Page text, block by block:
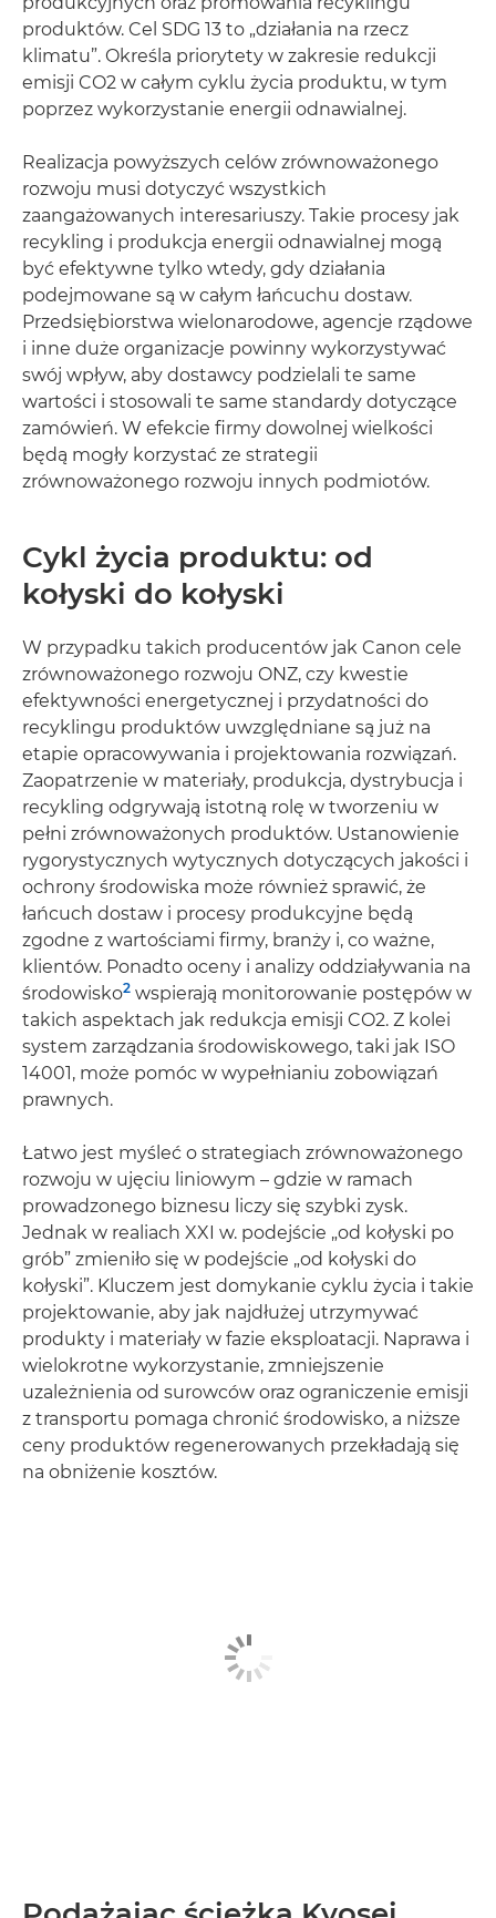
produktów. Cel SDG 13 to „działania na rzecz
klimatu”. Określa priorytety w zakresie redukcji
emisji CO2 w całym cyklu życia produktu, w tym
poprzez wykorzystanie energii odnawialnej.
Realizacja powyższych celów zrównoważonego
rozwoju musi dotyczyć wszystkich
zaangażowanych interesariuszy. Takie procesy jak
recykling i produkcja energii odnawialnej mogą
być efektywne tylko wtedy, gdy działania
podejmowane są w całym łańcuchu dostaw.
Przedsiębiorstwa wielonarodowe, agencje rządowe
i inne duże organizacje powinny wykorzystywać
swój wpływ, aby dostawcy podzielali te same
wartości i stosowali te same standardy dotyczące
zamówień. W efekcie firmy dowolnej wielkości
będą mogły korzystać ze strategii
zrównoważonego rozwoju innych podmiotów.
Cykl życia produktu: od
kołyski do kołyski
W przypadku takich producentów jak Canon cele
zrównoważonego rozwoju ONZ, czy kwestie
efektywności energetycznej i przydatności do
recyklingu produktów uwzględniane są już na
etapie opracowywania i projektowania rozwiązań.
Zaopatrzenie w materiały, produkcja, dystrybucja i
recykling odgrywają istotną rolę w tworzeniu w
pełni zrównoważonych produktów. Ustanowienie
rygorystycznych wytycznych dotyczących jakości i
ochrony środowiska może również sprawić, że
łańcuch dostaw i procesy produkcyjne będą
zgodne z wartościami firmy, branży i, co ważne,
klientów. Ponadto oceny i analizy oddziaływania na
środowisko2 wspierają monitorowanie postępów w
takich aspektach jak redukcja emisji CO2. Z kolei
system zarządzania środowiskowego, taki jak ISO
14001, może pomóc w wypełnianiu zobowiązań
prawnych.
Łatwo jest myśleć o strategiach zrównoważonego
rozwoju w ujęciu liniowym – gdzie w ramach
prowadzonego biznesu liczy się szybki zysk.
Jednak w realiach XXI w. podejście „od kołyski po
grób” zmieniło się w podejście „od kołyski do
kołyski”. Kluczem jest domykanie cyklu życia i takie
projektowanie, aby jak najdłużej utrzymywać
produkty i materiały w fazie eksploatacji. Naprawa i
wielokrotne wykorzystanie, zmniejszenie
uzależnienia od surowców oraz ograniczenie emisji
z transportu pomaga chronić środowisko, a niższe
ceny produktów regenerowanych przekładają się
na obniżenie kosztów.